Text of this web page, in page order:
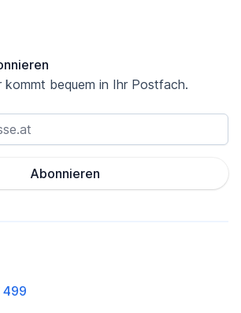
kommt bequem in Ihr Postfach.
Abonnieren
499